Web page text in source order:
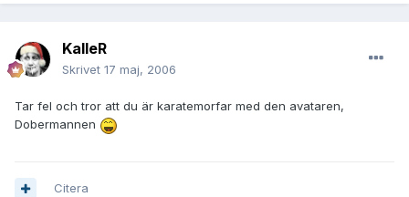
KalleR
Skrivet 17 maj, 2006
Tar fel och tror att du är karatemorfar med den avataren,
Dobermannen
Citera